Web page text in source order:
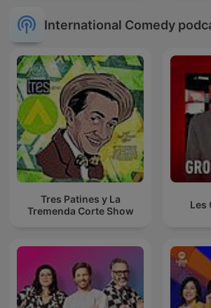
International Comedy
Tres Patines y La
Tremenda Corte Show
Les